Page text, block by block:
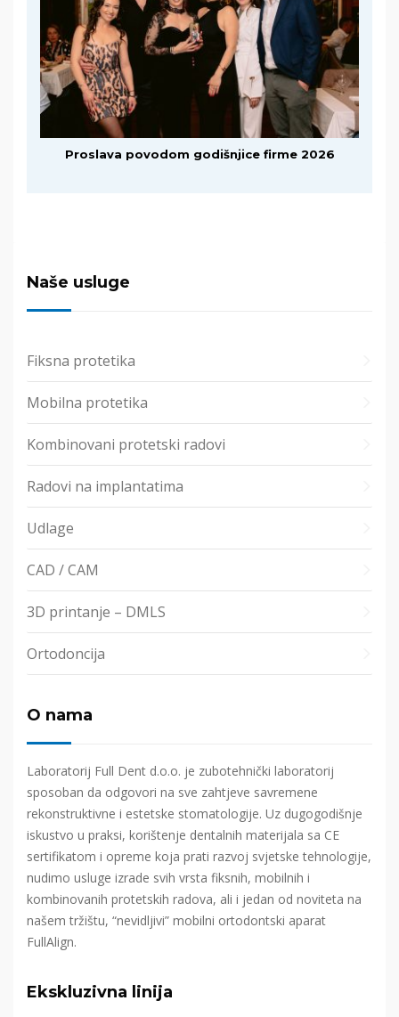
Proslava povodom godišnjice firme 2026
Naše usluge
Fiksna protetika
Mobilna protetika
Kombinovani protetski radovi
Radovi na implantatima
Udlage
CAD / CAM
3D printanje – DMLS
Ortodoncija
O nama
Laboratorij Full Dent d.o.o. je zubotehnički laboratorij
sposoban da odgovori na sve zahtjeve savremene
rekonstruktivne i estetske stomatologije. Uz dugogodišnje
iskustvo u praksi, korištenje dentalnih materijala sa CE
sertifikatom i opreme koja prati razvoj svjetske tehnologije,
nudimo usluge izrade svih vrsta fiksnih, mobilnih i
kombinovanih protetskih radova, ali i jedan od noviteta na
našem tržištu, “nevidljivi” mobilni ortodontski aparat
FullAlign.
Ekskluzivna linija